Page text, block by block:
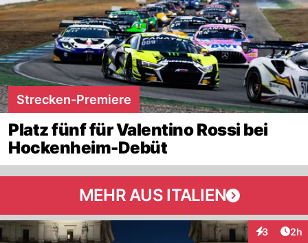
Strecken-Premiere
Platz fünf für Valentino Rossi bei
Hockenheim-Debüt
MEHR AUS ITALIEN
3 2h